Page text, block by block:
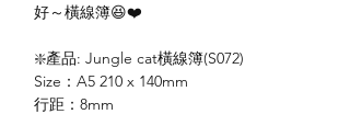
好～橫線簿😆❤️
❇️產品: Jungle cat橫線簿(S072)
Size：A5 210 x 140mm
行距：8mm